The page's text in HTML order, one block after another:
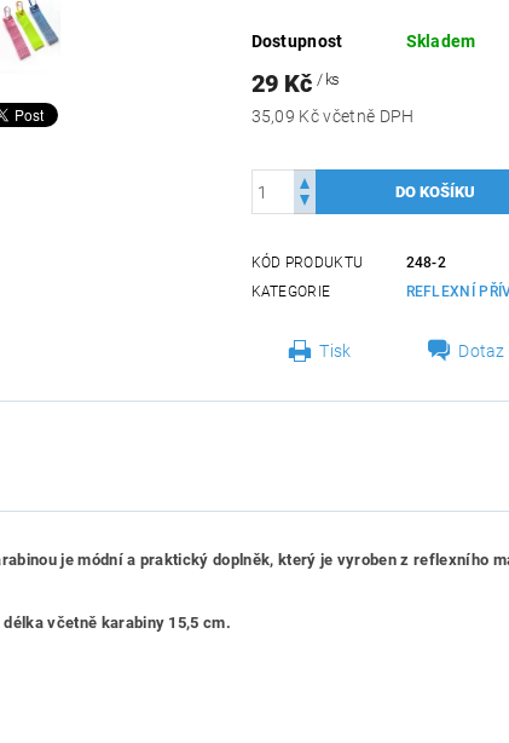
Dostupnost Skladem
29 Kč / ks
35,09 Kč včetně DPH
KÓD PRODUKTU
248-2
KATEGORIE
REFLEXNÍ
Tisk Dotaz
je módní a praktický doplněk, který je vyroben z reflexního
včetně karabiny 15,5 cm.